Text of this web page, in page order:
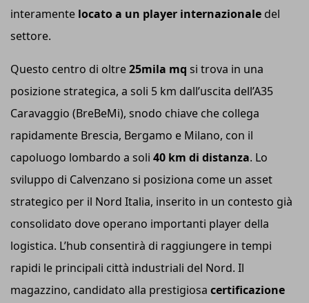
interamente locato a un player internazionale del
settore.
Questo centro di oltre25mila mq si trova in una
posizione strategica, a soli 5 km dall’uscita dell’A35
Caravaggio (BreBeMi), snodo chiave che collega
rapidamente Brescia, Bergamo e Milano, con il
capoluogo lombardo a soli 40 km di distanza. Lo
sviluppo di Calvenzano si posiziona come un asset
strategico per il Nord Italia, inserito in un contesto già
consolidato dove operano importanti player della
logistica. L’hub consentirà di raggiungere in tempi
rapidi le principali città industriali del Nord. Il
magazzino, candidato alla prestigiosa certificazione